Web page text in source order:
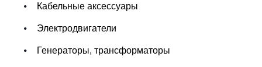
Кабельные аксессуары
Электродвигатели
Генераторы, трансформаторы